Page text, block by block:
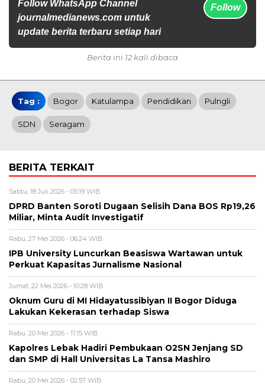
Follow WhatsApp Channel
journalmedianews.com untuk
update berita terbaru setiap hari
Follow
Berita ini 12 kali dibaca
Tag : Bogor Katulampa Pendidikan Pulngli
SDN Seragam
BERITA TERKAIT
Sabtu, 18 Juli 2026 - 05:19 WIB
DPRD Banten Soroti Dugaan Selisih Dana BOS Rp19,26
Miliar, Minta Audit Investigatif
Rabu, 27 Mei 2026 - 06:24 WIB
IPB University Luncurkan Beasiswa Wartawan untuk
Perkuat Kapasitas Jurnalisme Nasional
Jumat, 22 Mei 2026 - 10:28 WIB
Oknum Guru di MI Hidayatussibiyan II Bogor Diduga
Lakukan Kekerasan terhadap Siswa
Rabu, 20 Mei 2026 - 11:15 WIB
Kapolres Lebak Hadiri Pembukaan O2SN Jenjang SD
dan SMP di Hall Universitas La Tansa Mashiro
Rabu, 20 Mei 2026 - 02:57 WIB